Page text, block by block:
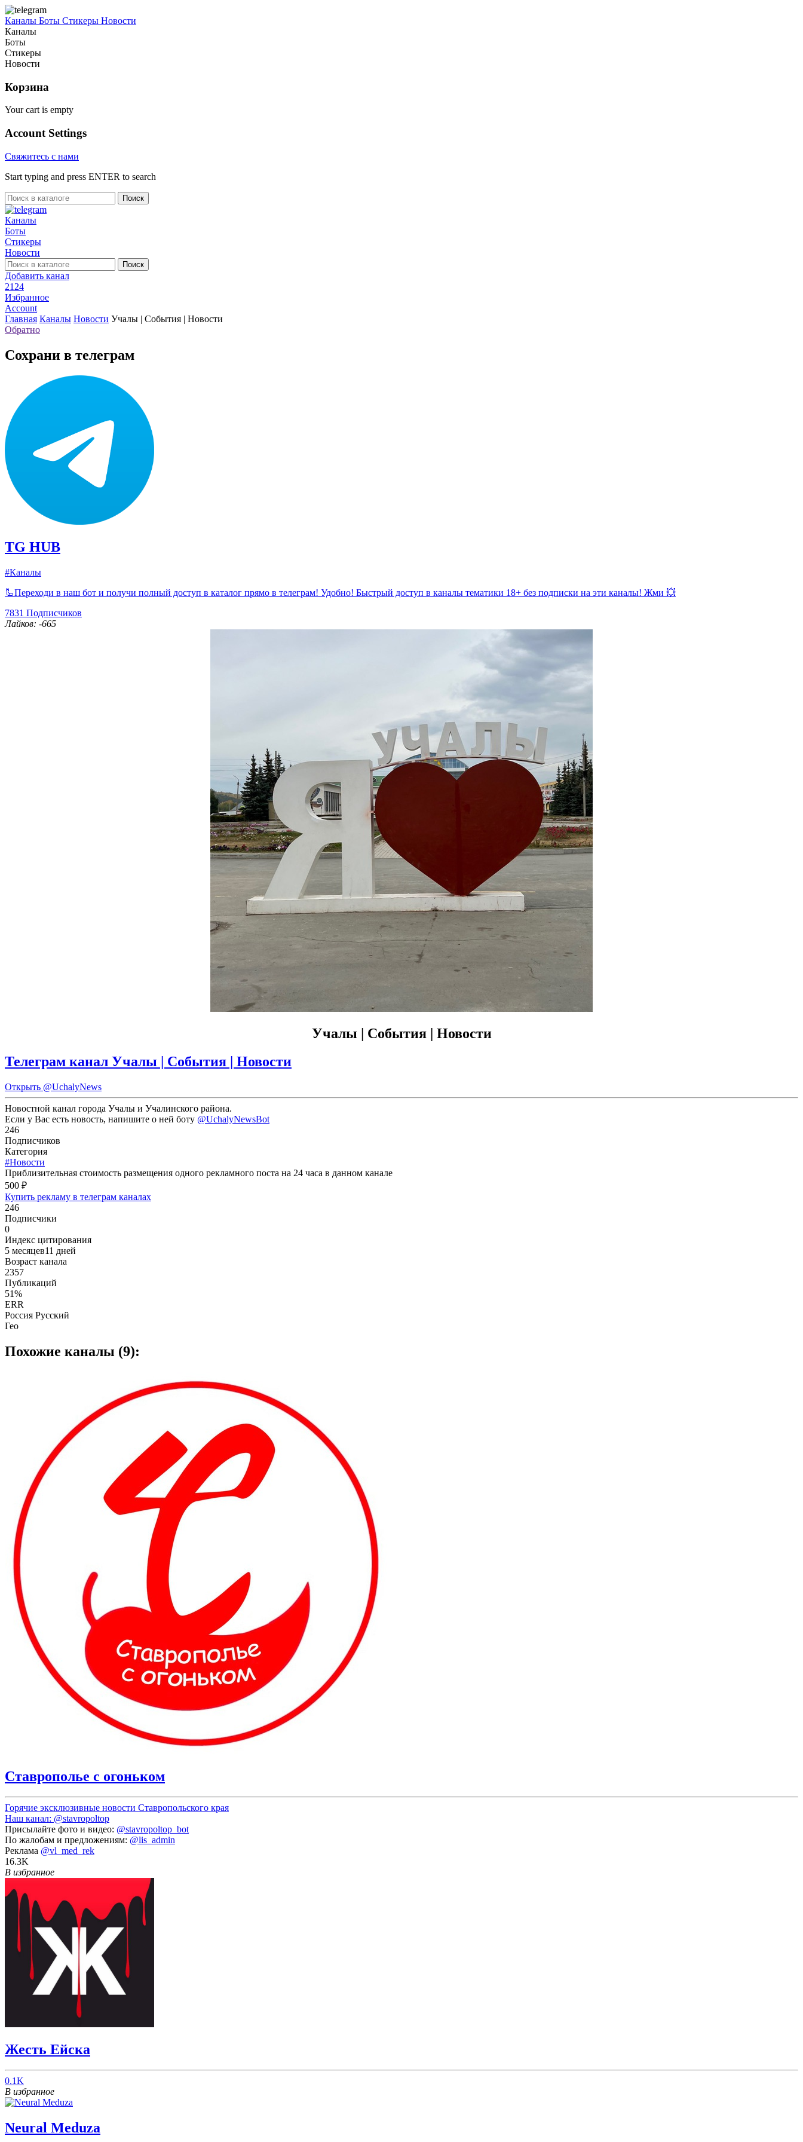
Каналы Боты Стикеры Новости
Каналы
Боты
Стикеры
Новости
Корзина
Your cart is empty
Account Settings
Свяжитесь с нами
Start typing and press ENTER to search
Поиск
Каналы
Боты
Стикеры
Новости
Поиск
Добавить канал
2124
Избранное
Account
Главная Каналы Новости Учалы | События | Новости
Обратно
Сохрани в телеграм
TG HUB
#Каналы
🦾Переходи в наш бот и получи полный доступ в каталог прямо в телеграм! Удобно! Быстрый доступ в каналы тематики 18+ без подписки на эти каналы! Жми 💥
7831 Подписчиков
Лайков: -665
Учалы | События | Новости
Телеграм канал Учалы | События | Новости
Открыть @UchalyNews
Новостной канал города Учалы и Учалинского района.
Если у Вас есть новость, напишите о ней боту @UchalyNewsBot
246
Подписчиков
Категория
#Новости
Приблизительная стоимость размещения одного рекламного поста на 24 часа в данном канале
500 ₽
Купить рекламу в телеграм каналах
246
Подписчики
0
Индекс цитирования
5 месяцев11 дней
Возраст канала
2357
Публикаций
51%
ERR
Россия Русский
Гео
Похожие каналы (9):
Ставрополье с огоньком
Горячие эксклюзивные новости Ставропольского края
Наш канал: @stavropoltop
Присылайте фото и видео: @stavropoltop_bot
По жалобам и предложениям: @lis_admin
Реклама @vl_med_rek
16.3K
В избранное
Жесть Ейска
0.1K
В избранное
Neural Meduza